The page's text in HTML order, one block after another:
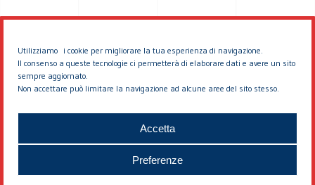
Utilizziamo i cookie per migliorare la tua esperienza di navigazione.
Il consenso a queste tecnologie ci permetterà di elaborare dati e avere un sito
sempre aggiornato.
Non accettare può limitare la navigazione ad alcune aree del sito stesso.
Accetta
Preferenze
© 2026 EDDYBURG